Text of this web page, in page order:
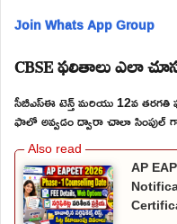
Join Whats App Group
CBSE ఫలితాలు ఎలా
సీబీఎస్ఈ టెన్త్ మరియు 12వ తరగతి
ఫాలో అవ్వడం ద్వారా చాలా సింపుల్ గా
AP